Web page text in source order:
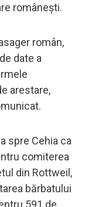
românești.
român,
date a
arestare,
spre Cehia ca
comiterea
din Rottweil,
bărbatului
591 de